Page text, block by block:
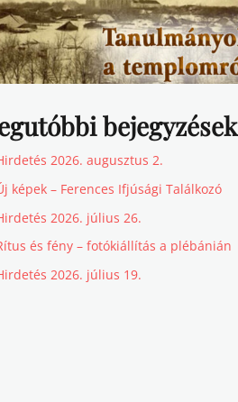
bejegyzések
2026. augusztus 2.
képek – Ferences Ifjúsági Találkozó
2026. július 26.
és fény – fotókiállítás a plébánián
2026. július 19.